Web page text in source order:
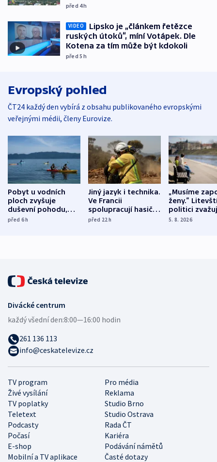
před 4h
VIDEO
Lipsko je „článkem řetězce
ruských útoků“, míní Votápek. Dle
Kotena za tím může být kdokoli
před 5h
Evropský pohled
ČT24 každý den vybírá z obsahu publikovaného evropskými
veřejnými médii, členy Eurovize.
Pobyt u vodních
ploch zvyšuje
duševní pohodu,
ukázala
před 6h
Jiný jazyk i technika.
Ve Francii
spolupracují hasiči z
různých zemí
před 22h
„Musíme
ženy.“
politici
dohodu o
5. 8. 2026
TV program
Pro média
Živé vysílání
Reklama
TV poplatky
Studio Brno
Teletext
Studio Ostrava
Podcasty
Rada ČT
Počasí
Kariéra
E-shop
Podávání námětů
Mobilní a TV aplikace
Časté dotazy
Divácké centrum
každý všední den:8:00—16:00 hodin
261 136 113
info@ceskatelevize.cz